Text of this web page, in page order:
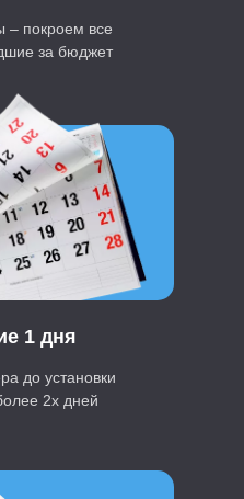
покроем все
за бюджет
1 дня
до установки
2х дней